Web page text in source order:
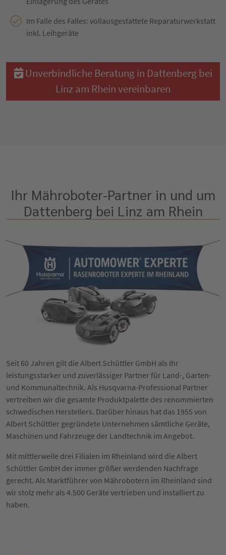
Im Falle des Falles: vollausgestattete Reparaturwerkstatt
inkl. Leihgeräte
Unverbindliche Beratung in Dattenberg bei
Linz am Rhein vereinbaren
Ihr Mähroboter-Partner in und um
Dattenberg bei Linz am Rhein
Seit 60 Jahren gilt die Albert Schüttler GmbH als Ihr
leistungsstarker und zuverlässiger Partner für Land-, Garten-
und Kommunaltechnik. Als Husqvarna-Professional Partner
vertreiben wir die gesamte Produktpalette des renommierten
schwedischen Herstellers. Darüber hinaus hat das 1955 von
Albert Schüttler gegründete Unternehmen sämtliche Geräte,
Maschinen und Fahrzeuge der Landtechnik im Angebot.
Mit mittlerweile drei Filialen im Rheinland wird die Albert
Schüttler GmbH der immer größer werdenden Nachfrage
gerecht. Als Marktführer von Mährobotern im Rheinland sind
wir stolz mehr als 4.500 Geräte vertrieben und installiert zu
haben.